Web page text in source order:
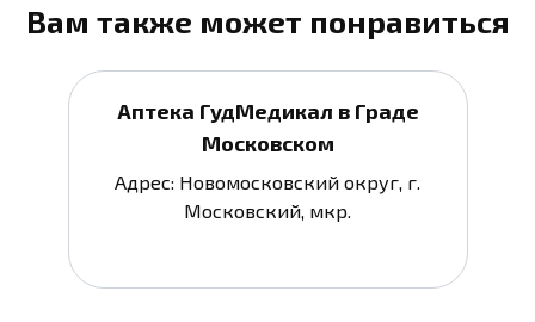
Вам также может понравиться
Аптека ГудМедикал в Граде
Московском
Адрес: Новомосковский округ, г.
Московский, мкр.